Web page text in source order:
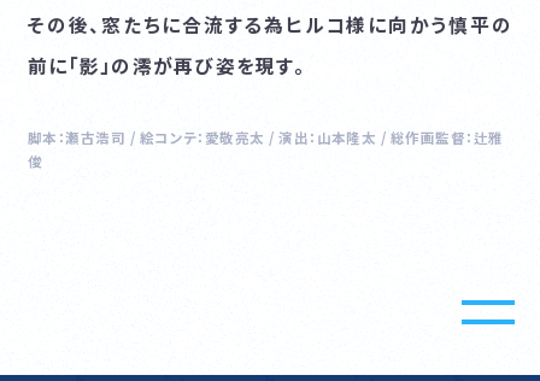
SPECIAL
GAME
その後、窓たちに合流する為ヒルコ様に向かう慎平の
前に「影」の澪が再び姿を現す。
脚本：瀬古浩司 / 絵コンテ：愛敬亮太 / 演出：山本隆太 / 総作画監督：辻雅
俊